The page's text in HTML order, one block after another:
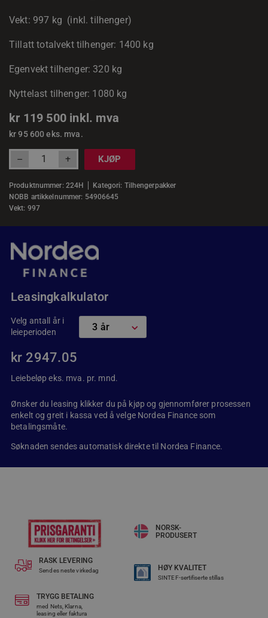
Vekt: 997 kg (inkl. tilhenger)
Tillatt totalvekt tilhenger: 1400 kg
Egenvekt tilhenger: 320 kg
Nyttelast tilhenger: 1080 kg
kr 119 500 inkl. mva
kr95 600eks. mva.
– + KJØP
Produktnummer: 224H Kategori: Tilhengerpakker
NOBB artikkelnummer: 54906645
Vekt: 997
Leasingkalkulator
Velg antall år i
leieperioden
kr 2947.05
Leiebeløp eks. mva. pr. mnd.
Ønsker du leasing klikker du på kjøp og gjennomfører prosessen
enkelt og greit i kassa ved å velge Nordea Finance som
betalingsmåte.
Søknaden sendes automatisk direkte til Nordea Finance.
NORSK-
PRODUSERT
RASK LEVERING​
Sendes neste virkedag HØY KVALITET
SINTEF-sertifiserte stillas
TRYGG BETALING
med Nets, Klarna,
leasing eller faktura